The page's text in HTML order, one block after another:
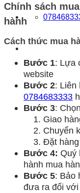
Chính sách
hành
Cách thức mua
Bước 1: Lựa
website
Bước 2: Liên
0784683333
Bước 3:
Giao
Chuyển
Đặt
Bước 4: Quý
hành mua
Bước 5: Bảo
đưa ra đối